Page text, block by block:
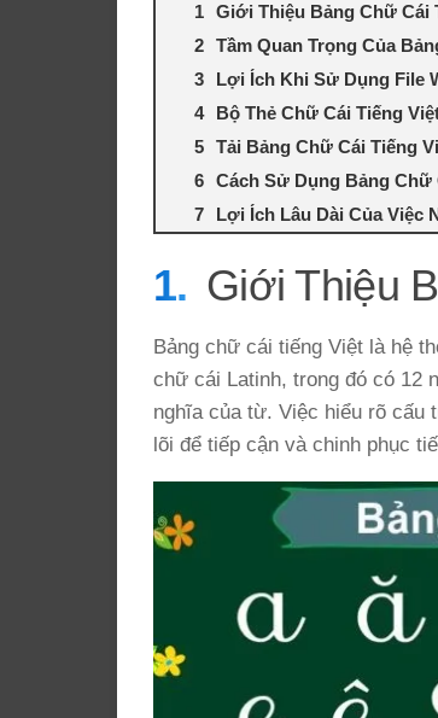
Giới Thiệu Bảng Chữ Cái
Tầm Quan Trọng Của
Lợi Ích Khi Sử Dụng File
Bộ Thẻ Chữ Cái Tiếng
Tải Bảng Chữ Cái Tiếng
Cách Sử Dụng Bảng Chữ
Lợi Ích Lâu Dài Của Việc
Giới Thiệu
Bảng chữ cái tiếng Việt là hệ
chữ cái Latinh, trong đó có 12
nghĩa của từ. Việc hiểu rõ cấu
lõi để tiếp cận và chinh phục